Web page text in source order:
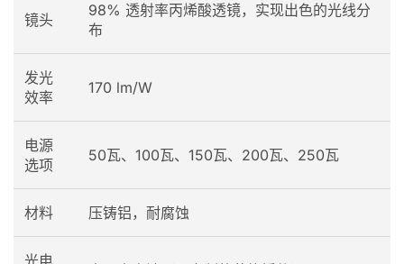
镜头
98% 透射率丙烯酸透镜，实现出色的光线分
布
发光
效率
170 lm/W
电源
选项
50瓦、100瓦、150瓦、200瓦、250瓦
材料 压铸铝，耐腐蚀